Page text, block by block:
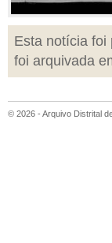
Esta notícia foi
foi arquivada
© 2026 - Arquivo Distrital